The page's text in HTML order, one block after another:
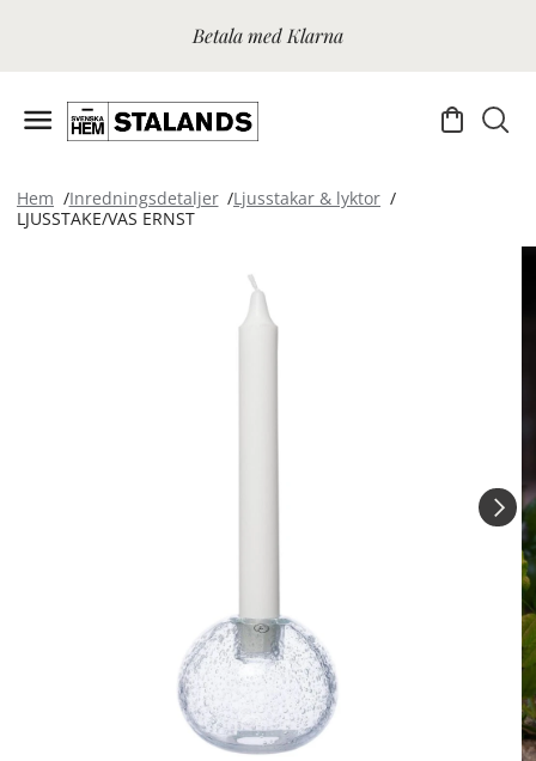
Betala med Klarna
Hem Inredningsdetaljer
Ljusstakar & lyktor
LJUSSTAKE/VAS ERNST